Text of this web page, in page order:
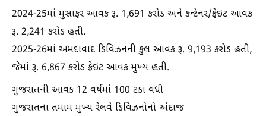
2024-25માં મુસાફર આવક રૂ. 1,691 કરોડ અને કન્ટેનર/ફ્રેઇટ આવક
રૂ. 2,241 કરોડ હતી.
2025-26માં અમદાવાદ ડિવિઝનની કુલ આવક રૂ. 9,193 કરોડ હતી,
જેમાં રૂ. 6,867 કરોડ ફ્રેઇટ આવક મુખ્ય હતી.
ગુજરાતની આવક 12 વર્ષમાં 100 ટકા વધી
ગુજરાતના તમામ મુખ્ય રેલવે ડિવિઝનોનો અંદાજ